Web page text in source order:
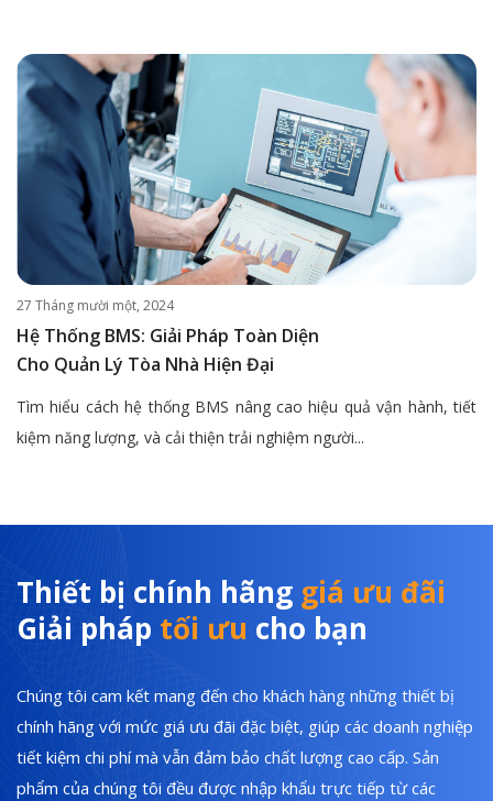
27 Tháng mười một, 2024
Hệ Thống BMS: Giải Pháp Toàn Diện
Cho Quản Lý Tòa Nhà Hiện Đại
Tìm hiểu cách hệ thống BMS nâng cao hiệu quả vận hành, tiết
kiệm năng lượng, và cải thiện trải nghiệm người...
Thiết bị chính hãng giá ưu đãi
Giải pháp tối ưu cho bạn
Chúng tôi cam kết mang đến cho khách hàng những thiết bị
chính hãng với mức giá ưu đãi đặc biệt, giúp các doanh nghiệp
tiết kiệm chi phí mà vẫn đảm bảo chất lượng cao cấp. Sản
phẩm của chúng tôi đều được nhập khẩu trực tiếp từ các